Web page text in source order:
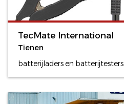
TecMate International
Tienen
batterijladers en batterijtesters